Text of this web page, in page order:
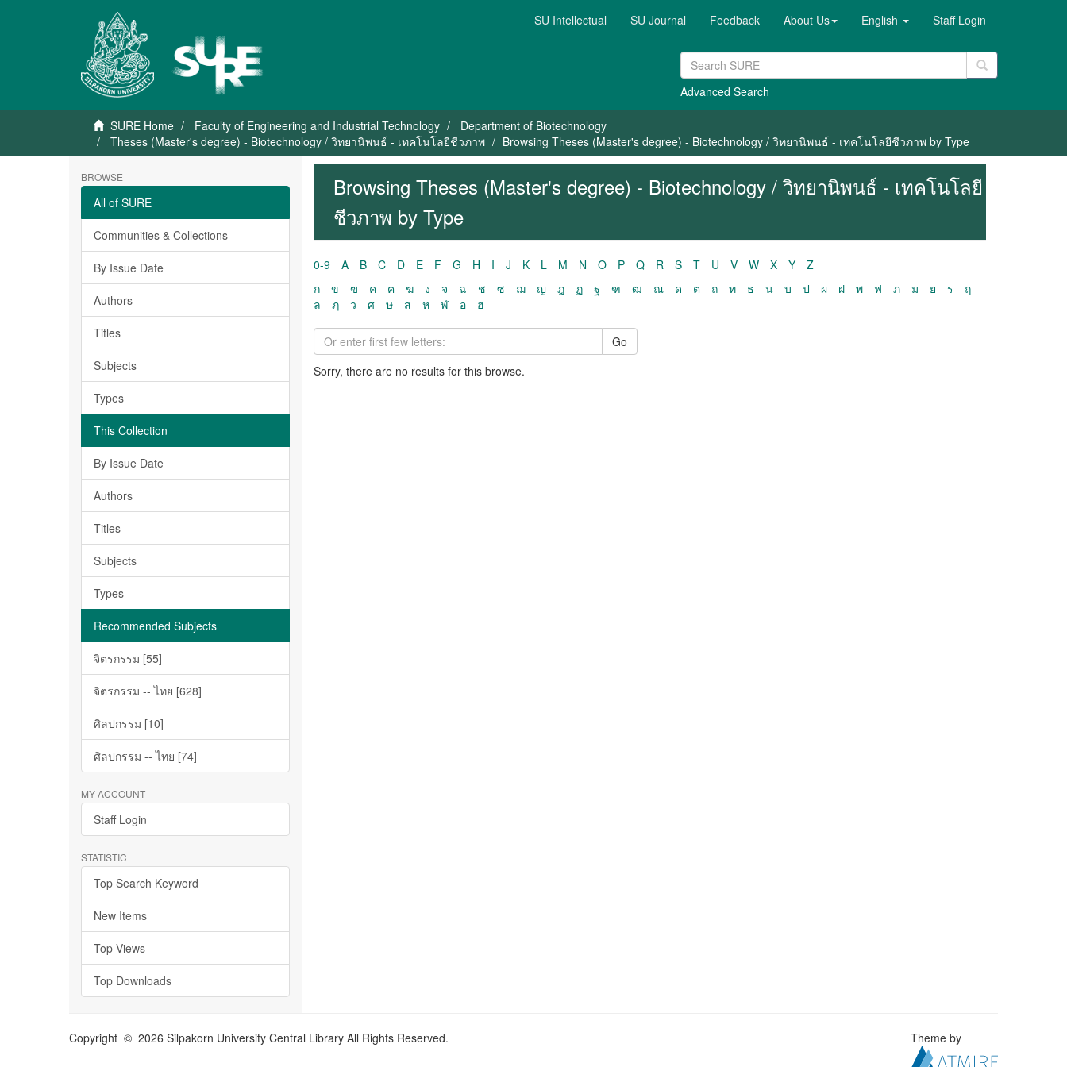
SU Intellectual SU Journal Feedback About Us English Staff Login
Advanced Search
SURE Home Faculty of Engineering and Industrial Technology
Department of Biotechnology
Theses (Master's degree) - Biotechnology / วิทยานิพนธ์ - เทคโนโลยีชีวภาพ
Browsing Theses (Master's degree) - Biotechnology / วิทยานิพนธ์ - เทคโนโลยีชีวภาพ by Type
BROWSE
All of SURE
Communities & Collections
By Issue Date
Authors
Titles
Subjects
Types
This Collection
By Issue Date
Authors
Titles
Subjects
Types
Recommended Subjects
จิตรกรรม [55]
จิตรกรรม -- ไทย [628]
ศิลปกรรม [10]
ศิลปกรรม -- ไทย [74]
MY ACCOUNT
Staff Login
STATISTIC
Top Search Keyword
New Items
Top Views
Top Downloads
Browsing Theses (Master's degree) - Biotechnology / วิทยานิพนธ์ - เทคโนโลยี
ชีวภาพ by Type
0-9 A B C D E F G H I J K L M N O P Q R S T U V W X Y
Z
ก
ข ฃ ค ฅ ฆ ง จ ฉ ช ซ ฌ ญ ฎ ฏ ฐ ฑ ฒ ณ ด ต ถ ท ธ น บ ป ผ ฝ พ ฟ ภ ม ย ร
ฤ
ล
ฦ ว ศ ษ ส ห ฬ อ ฮ
Go
Sorry, there are no results for this browse.
Copyright © 2026 Silpakorn University Central Library All Rights Reserved. Theme by